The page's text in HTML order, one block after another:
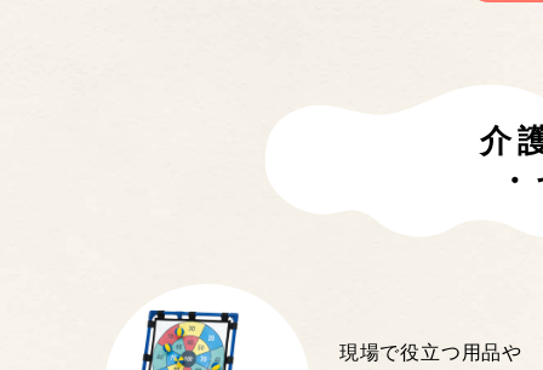
介
現場で役立つ用品や